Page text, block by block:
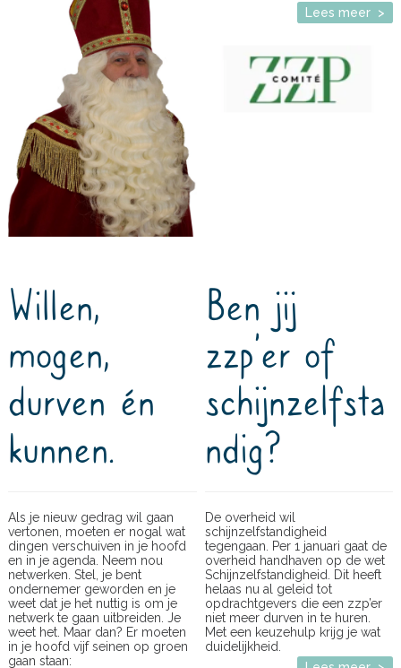
Lees meer >
Willen,
mogen,
durven én
kunnen.
Als je nieuw gedrag wil gaan
vertonen, moeten er nogal wat
dingen verschuiven in je hoofd
en in je agenda. Neem nou
netwerken. Stel, je bent
ondernemer geworden en je
weet dat je het nuttig is om je
netwerk te gaan uitbreiden. Je
weet het. Maar dan? Er moeten
in je hoofd vijf seinen op groen
gaan staan:
Ben jij
zzp’er of
schijnzelfsta
ndig?
De overheid wil
schijnzelfstandigheid
tegengaan. Per 1 januari gaat de
overheid handhaven op de wet
Schijnzelfstandigheid. Dit heeft
helaas nu al geleid tot
opdrachtgevers die een zzp’er
niet meer durven in te huren.
Met een keuzehulp krijg je wat
duidelijkheid.